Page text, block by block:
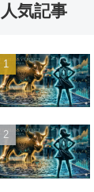
人気記事